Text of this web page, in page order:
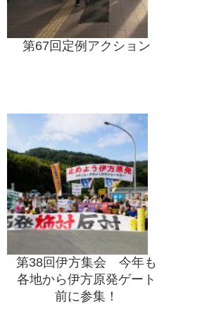
第67回定例アクション
第38回伊方集会 今年も
各地から伊方原発ゲート
前に参集！